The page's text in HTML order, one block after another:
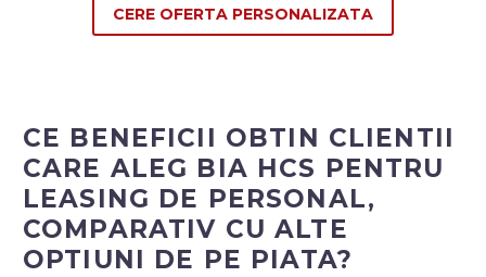
CERE OFERTA PERSONALIZATA
CE BENEFICII OBTIN CLIENTII
CARE ALEG BIA HCS PENTRU
LEASING DE PERSONAL,
COMPARATIV CU ALTE
OPTIUNI DE PE PIATA?